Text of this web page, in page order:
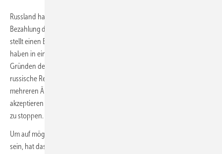
Russland hatte in der vergangenen Woche angekündigt, die
Bezahlung der Gasimporte nur noch in Rubel zu akzeptieren. Dies
stellt einen Bruch der privaten Lieferverträge dar. Die G7-Staaten
haben in einer gemeinsamen Erklärung am 28. März 2022 aus
Gründen der Vertragstreue die Bezahlung in Rubel abgelehnt. Die
russische Regierung hat dennoch in den vergangenen Tagen in
mehreren Äußerungen deutlich gemacht, Zahlungen nur in Rubel zu
akzeptieren und gedroht, ohne Rubel-Zahlungen die Gaslieferungen
zu stoppen.
Um auf mögliche Liefereinschränkungen oder -ausfälle vorbereitet zu
sein, hat das BMWK deshalb heute die Frühwarnstufe nach Art. 11 der